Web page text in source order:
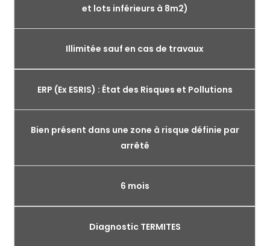
et lots inférieurs à 8m2)
Illimitée sauf en cas de travaux
ERP (Ex ESRIS) : État des Risques et Pollutions
Bien présent dans une zone à risque définie par
arrêté
6 mois
Diagnostic TERMITES